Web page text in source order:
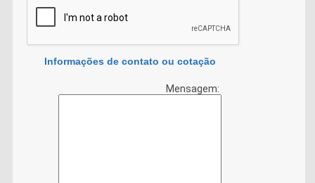
Informações de contato ou cotação
Mensagem: